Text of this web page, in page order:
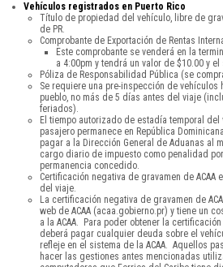
Vehículos registrados en Puerto Rico
Título de propiedad del vehículo, libre de
de PR.
Comprobante de Exportación de Rentas
Este comprobante se venderá en la
a 4:00pm y tendrá un valor de $10.00 y
Póliza de Responsabilidad Pública (se
Se requiere una pre-inspección de
pueblo, no más de 5 días antes del viaje
feriados).
El tiempo autorizado de estadía temporal
pasajero permanece en República
pagar a la Dirección General de Aduanas al
cargo diario de impuesto como penalidad
permanencia concedido.
Certificación negativa de gravamen de
del viaje.
La certificación negativa de gravamen de
web de ACAA (acaa.gobierno.pr) y tiene un
a la ACAA. Para poder obtener la
deberá pagar cualquier deuda sobre el
refleje en el sistema de la ACAA. Aquellos
hacer las gestiones antes mencionadas